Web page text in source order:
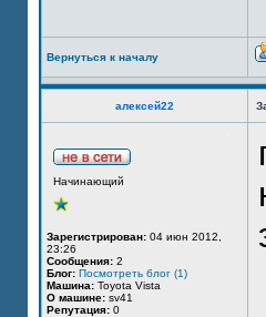
Вернуться к началу
алексей22
Начинающий
Зарегистрирован: 04 июн 2012,
23:26
Сообщения: 2
Блог: Посмотреть блог (1)
Машина: Toyota Vista
О машине: sv41
Репутация: 0